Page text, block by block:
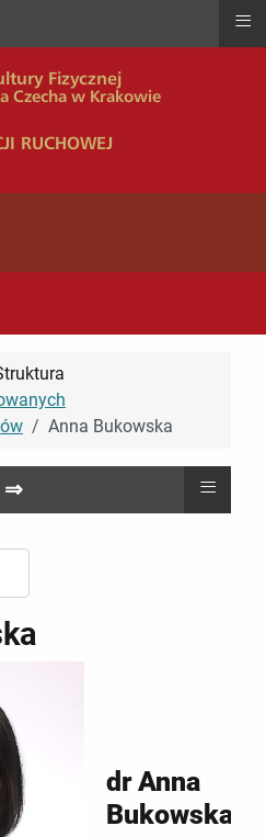
Anna Bukowska
⇒ ≡
dr Anna
Bukowska
≡